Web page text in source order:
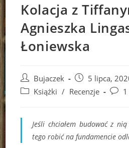
Kolacja z
Agnieszka
Łoniewska
Post
author:
Bujaczek
Post
published:
5 lipca,
PostKsiążki / Recenzje
Post
Jeśli chciałem budować z nią
tego robić na fundamencie